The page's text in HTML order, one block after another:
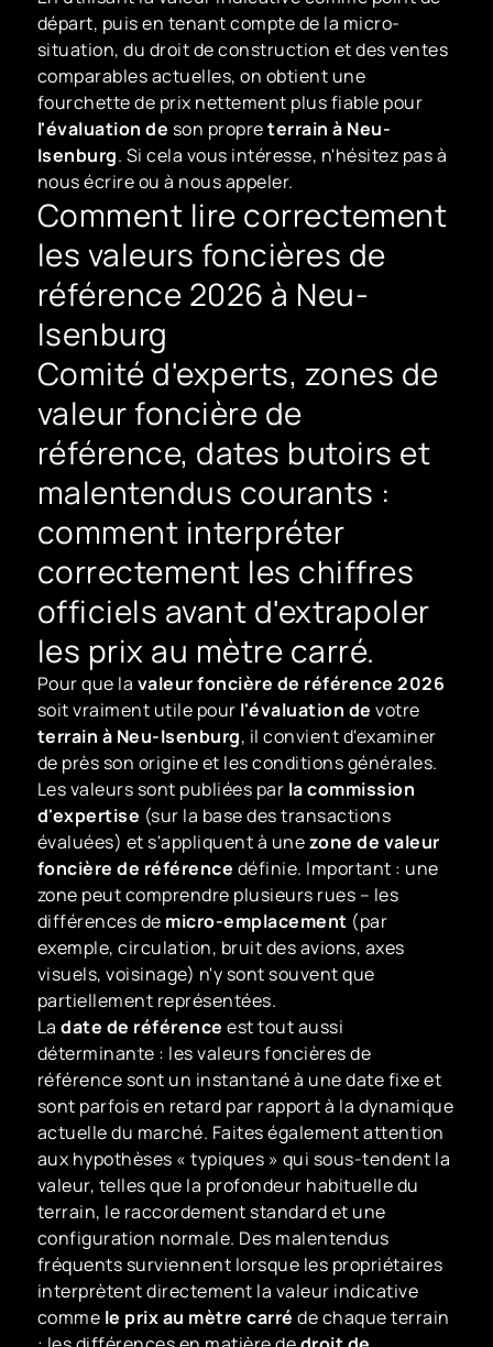
départ, puis en tenant compte de la micro-
situation, du droit de construction et des ventes
comparables actuelles, on obtient une
fourchette de prix nettement plus fiable pour
l'évaluation de son propreterrain à Neu-
Isenburg. Si cela vous intéresse, n'hésitez pas à
nous écrire ou à nous appeler.
Comment lire correctement
les valeurs foncières de
référence 2026 à Neu-
Isenburg
Comité d'experts, zones de
valeur foncière de
référence, dates butoirs et
malentendus courants :
comment interpréter
correctement les chiffres
officiels avant d'extrapoler
les prix au mètre carré.
Pour que la valeur foncière de référence 2026
soit vraiment utile pour l'évaluation de votre
terrain à Neu-Isenburg, il convient d'examiner
de près son origine et les conditions générales.
Les valeurs sont publiées par la commission
d'expertise (sur la base des transactions
évaluées) et s'appliquent à unezone de valeur
foncière de référence définie. Important : une
zone peut comprendre plusieurs rues – les
différences de micro-emplacement (par
exemple, circulation, bruit des avions, axes
visuels, voisinage) n'y sont souvent que
partiellement représentées.
Ladate de référence est tout aussi
déterminante : les valeurs foncières de
référence sont un instantané à une date fixe et
sont parfois en retard par rapport à la dynamique
actuelle du marché. Faites également attention
aux hypothèses « typiques » qui sous-tendent la
valeur, telles que la profondeur habituelle du
terrain, le raccordement standard et une
configuration normale. Des malentendus
fréquents surviennent lorsque les propriétaires
interprètent directement la valeur indicative
comme le prix au mètre carré de chaque terrain